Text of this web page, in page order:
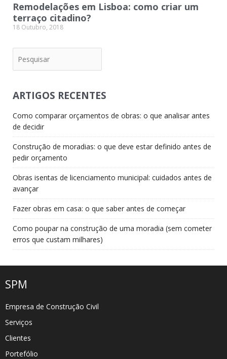
Remodelações em Lisboa: como criar um
terraço citadino?
18 Outubro, 2018
ARTIGOS RECENTES
Como comparar orçamentos de obras: o que analisar antes
de decidir
Construção de moradias: o que deve estar definido antes de
pedir orçamento
Obras isentas de licenciamento municipal: cuidados antes de
avançar
Fazer obras em casa: o que saber antes de começar
Como poupar na construção de uma moradia (sem cometer
erros que custam milhares)
SPM
Empresa de Construção Civil
Serviços
Clientes
Portefólio